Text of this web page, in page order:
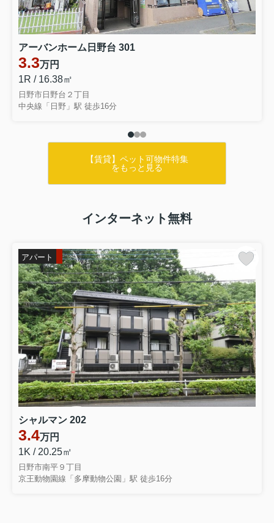
アーバンホーム日野台 301
3.3万円
1R / 16.38㎡
日野市日野台２丁目
中央線「日野」駅 徒歩16分
【賃貸】ペット可物件特集
をもっと見る
インターネット無料
アパート
シャルマン 202
3.4万円
1K / 20.25㎡
日野市南平９丁目
京王動物園線「多摩動物公園」駅 徒歩16分